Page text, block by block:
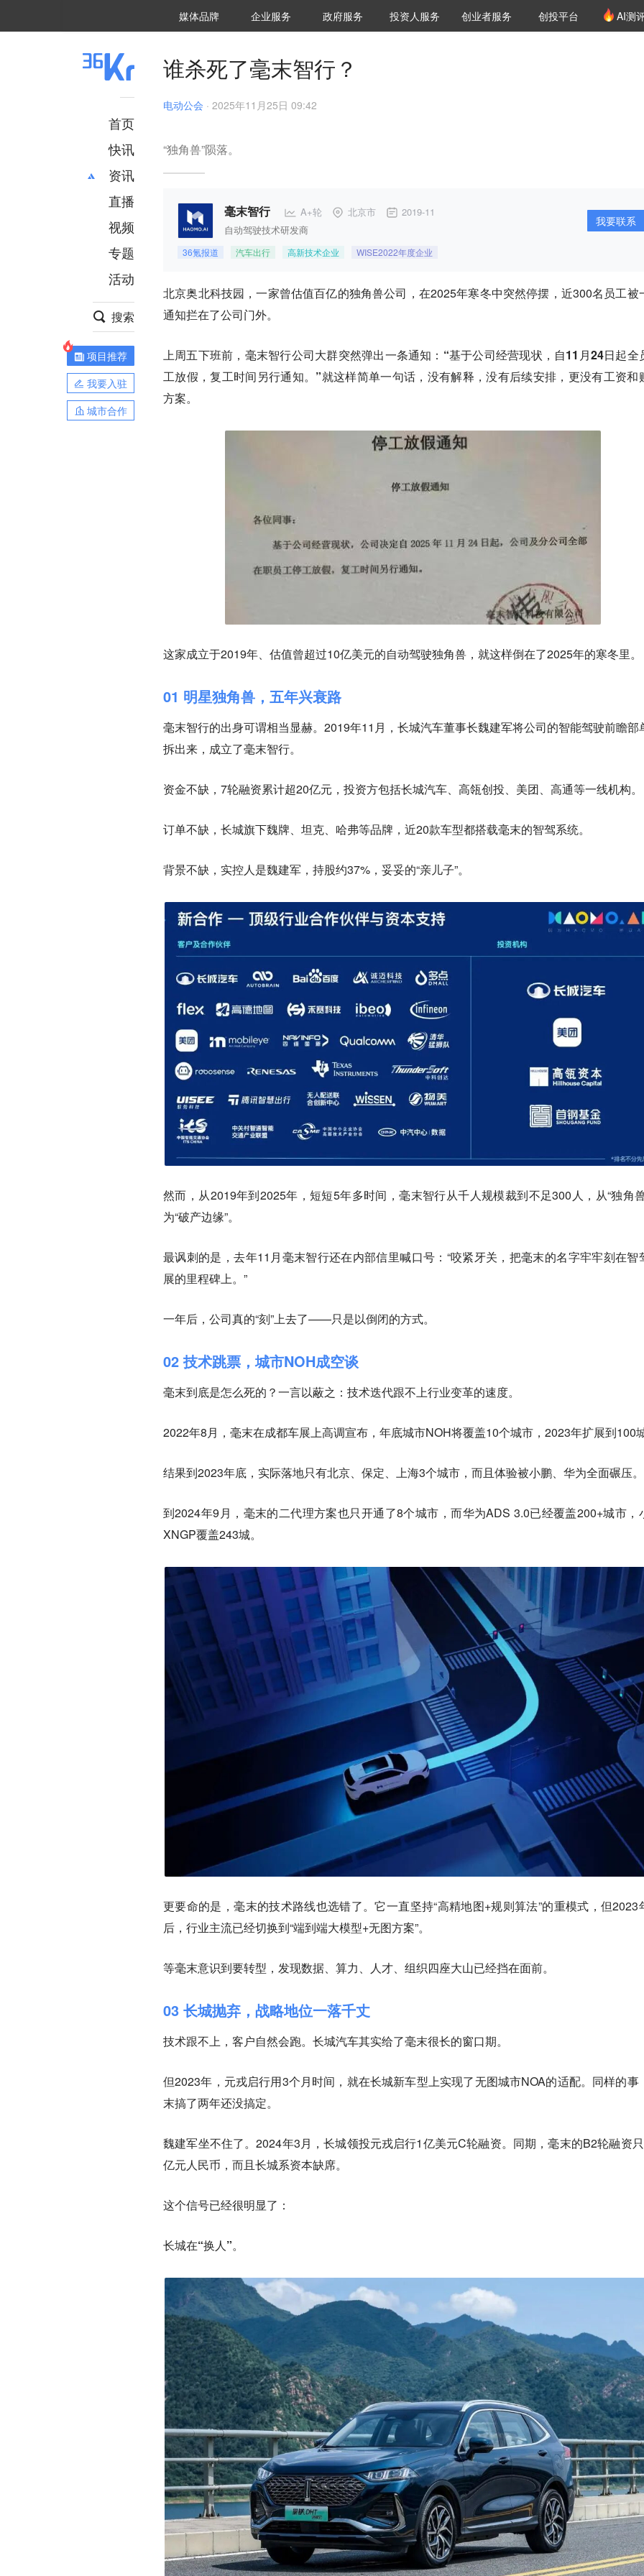
媒体品牌 36Kr研究院
企业服务 城市之窗
政府服务 VClub投资机构库
投资机构职位推介
投资人服务 创投氪堂
创业者服务 创投平台 AI测
首页
快讯
资讯
推荐
财经
项目推荐
安徽
直播
视频
专题
活动
搜索
项目推荐
我要入驻
城市合作
谁杀死了毫末智行？
电动公会 · 2025年11月25日 09:42
“独角兽”陨落。
毫末智行 A+轮 北京市 2019-11
自动驾驶技术研发商
36氪报道 汽车出行 高新技术企业 WISE2022年度企业
我要联系
北京奥北科技园，一家曾估值百亿的独角兽公司，在2025年寒冬中突然停摆，近300名员工被
通知拦在了公司门外。
上周五下班前，毫末智行公司大群突然弹出一条通知： “基于公司经营现状，自11月24日起全
工放假，复工时间另行通知。”就这样简单一句话，没有解释，没有后续安排，更没有工资和
方案。
这家成立于2019年、估值曾超过10亿美元的自动驾驶独角兽，就这样倒在了2025年的寒冬里。
01 明星独角兽，五年兴衰路
毫末智行的出身可谓相当显赫。2019年11月，长城汽车董事长魏建军将公司的智能驾驶前瞻部
拆出来，成立了毫末智行。
资金不缺 ，7轮融资累计超20亿元，投资方包括长城汽车、高瓴创投、美团、高通等一线机构。
订单不缺 ，长城旗下魏牌、坦克、哈弗等品牌，近20款车型都搭载毫末的智驾系统。
背景不缺 ，实控人是魏建军，持股约37%，妥妥的“亲儿子”。
然而，从2019年到2025年，短短5年多时间，毫末智行从千人规模裁到不足300人，从“独角
为“破产边缘”。
最讽刺的是，去年11月毫末智行还在内部信里喊口号：“咬紧牙关，把毫末的名字牢牢刻在智
展的里程碑上。”
一年后，公司真的“刻”上去了——只是以倒闭的方式。
02 技术跳票，城市NOH成空谈
毫末到底是怎么死的？一言以蔽之： 技术迭代跟不上行业变革的速度。
2022年8月，毫末在成都车展上高调宣布，年底城市NOH将覆盖10个城市，2023年扩展到100
结果到2023年底，实际落地只有北京、保定、上海3个城市，而且体验被小鹏、华为全面碾压。
到2024年9月，毫末的二代理方案也只开通了8个城市，而华为ADS 3.0已经覆盖200+城市，
XNGP覆盖243城。
更要命的是，毫末的技术路线也选错了。它一直坚持“高精地图+规则算法”的重模式，但2023
后，行业主流已经切换到“端到端大模型+无图方案”。
等毫末意识到要转型，发现数据、算力、人才、组织四座大山已经挡在面前。
03 长城抛弃，战略地位一落千丈
技术跟不上，客户自然会跑。长城汽车其实给了毫末很长的窗口期。
但2023年，元戎启行用3个月时间，就在长城新车型上实现了无图城市NOA的适配。同样的事
末搞了两年还没搞定。
魏建军坐不住了。2024年3月，长城领投元戎启行1亿美元C轮融资。同期，毫末的B2轮融资
亿元人民币，而且长城系资本缺席。
这个信号已经很明显了：
长城在“换人”。